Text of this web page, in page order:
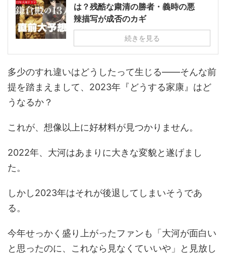
は？残酷な粛清の勝者・義時の悪
辣描写が成否のカギ
続きを見る
多少のすれ違いはどうしたって生じる――そんな前
提を踏まえまして、2023年『どうする家康』はど
うなるか？
これが、想像以上に好材料が見つかりません。
2022年、大河はあまりに大きな変貌と遂げまし
た。
しかし2023年はそれが後退してしまいそうであ
る。
今年せっかく盛り上がったファンも「大河が面白い
と思ったのに、これなら見なくていいや」と見放し